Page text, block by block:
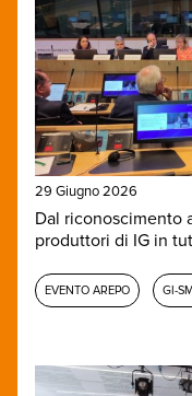
29 Giugno 2026
Dal riconoscimento
produttori di IG in
EVENTO AREPO GI-